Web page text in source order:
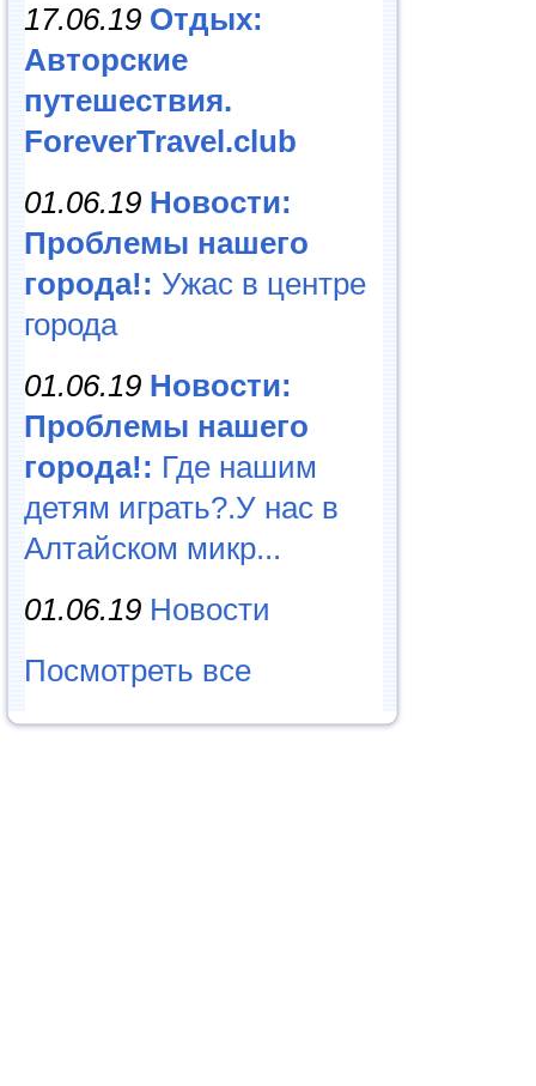
17.06.19 Отдых:
Авторские
путешествия.
ForeverTravel.club
01.06.19 Новости:
Проблемы нашего
города!: Ужас в центре
города
01.06.19 Новости:
Проблемы нашего
города!: Где нашим
детям играть?.У нас в
Алтайском микр...
01.06.19 Новости
Посмотреть все